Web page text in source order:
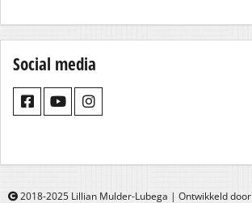
Social media
2018-2025 Lillian Mulder-Lubega | Ontwikkeld door